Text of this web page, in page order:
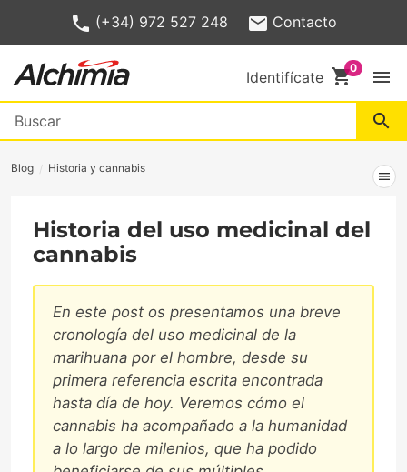
(+34) 972 527 248 Contacto
Identifícate shopping_cart menu
search
Blog Historia y cannabis
menu
Historia del uso medicinal del
cannabis
En este post os presentamos una breve
cronología del uso medicinal de la
marihuana por el hombre, desde su
primera referencia escrita encontrada
hasta día de hoy. Veremos cómo el
cannabis ha acompañado a la humanidad
a lo largo de milenios, que ha podido